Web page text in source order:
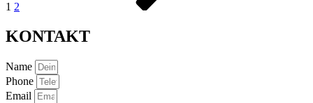
1 2
KONTAKT
Name
Phone
Email